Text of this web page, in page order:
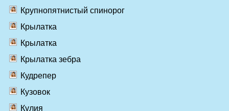
Крупнопятнистый спинорог
Крылатка
Крылатка
Крылатка зебра
Кудрепер
Кузовок
Кулия